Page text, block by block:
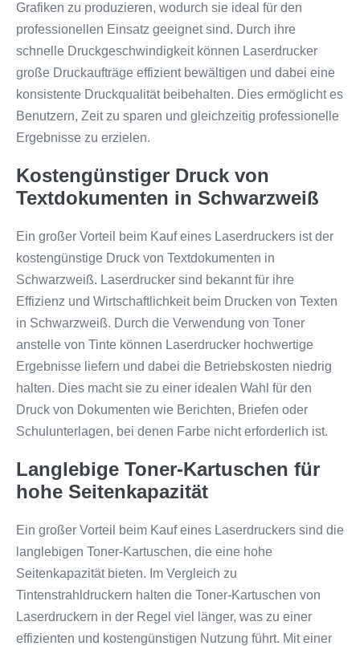
Grafiken zu produzieren, wodurch sie ideal für den
professionellen Einsatz geeignet sind. Durch ihre
schnelle Druckgeschwindigkeit können Laserdrucker
große Druckaufträge effizient bewältigen und dabei eine
konsistente Druckqualität beibehalten. Dies ermöglicht es
Benutzern, Zeit zu sparen und gleichzeitig professionelle
Ergebnisse zu erzielen.
Kostengünstiger Druck von
Textdokumenten in Schwarzweiß
Ein großer Vorteil beim Kauf eines Laserdruckers ist der
kostengünstige Druck von Textdokumenten in
Schwarzweiß. Laserdrucker sind bekannt für ihre
Effizienz und Wirtschaftlichkeit beim Drucken von Texten
in Schwarzweiß. Durch die Verwendung von Toner
anstelle von Tinte können Laserdrucker hochwertige
Ergebnisse liefern und dabei die Betriebskosten niedrig
halten. Dies macht sie zu einer idealen Wahl für den
Druck von Dokumenten wie Berichten, Briefen oder
Schulunterlagen, bei denen Farbe nicht erforderlich ist.
Langlebige Toner-Kartuschen für
hohe Seitenkapazität
Ein großer Vorteil beim Kauf eines Laserdruckers sind die
langlebigen Toner-Kartuschen, die eine hohe
Seitenkapazität bieten. Im Vergleich zu
Tintenstrahldruckern halten die Toner-Kartuschen von
Laserdruckern in der Regel viel länger, was zu einer
effizienten und kostengünstigen Nutzung führt. Mit einer